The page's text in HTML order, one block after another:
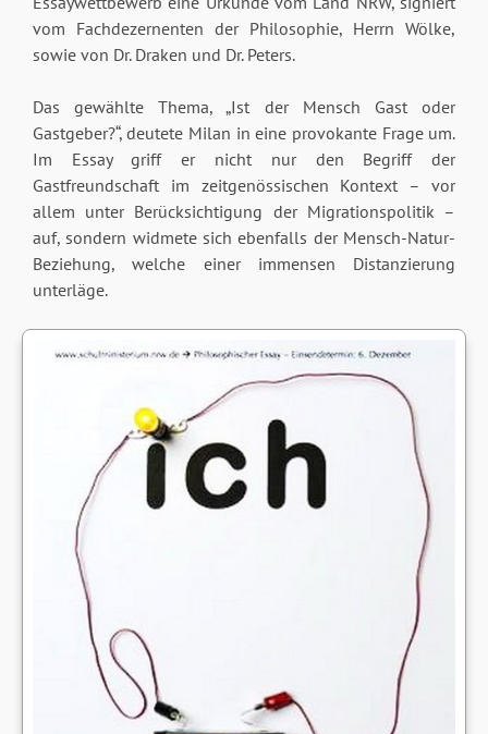
vom Fachdezernenten der Philosophie, Herrn Wölke,
sowie von Dr. Draken und Dr. Peters.
Das gewählte Thema, „Ist der Mensch Gast oder
Gastgeber?“, deutete Milan in eine provokante Frage um.
Im Essay griff er nicht nur den Begriff der
Gastfreundschaft im zeitgenössischen Kontext – vor
allem unter Berücksichtigung der Migrationspolitik –
auf, sondern widmete sich ebenfalls der Mensch-Natur-
Beziehung, welche einer immensen Distanzierung
unterläge.